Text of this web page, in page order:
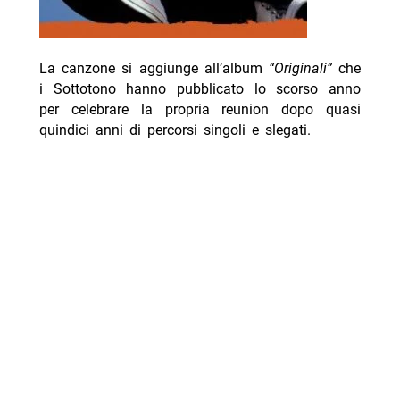
La canzone si aggiunge all’album “Originali”che
i Sottotono hanno pubblicato lo scorso anno
per celebrare la propria reunion dopo quasi
quindici anni di percorsi singoli e slegati.